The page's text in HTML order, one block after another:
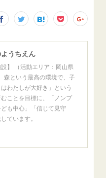
うちえん
設】 （活動エリア：岡山県
森という最高の環境で、子
わたしが大好き」という
ことを目標に、「ノンプ
も中心」「信じて見守
ています。